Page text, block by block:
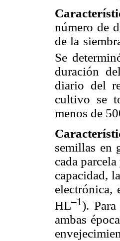
número de
de la
Se
duración
diario del
cultivo se
menos de
semillas en
cada
capacidad,
electrónica,
HL–1).
ambas